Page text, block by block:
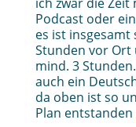
Podcast oder
es ist insgesamt
Stunden vor Ort
mind. 3
auch ein
da oben ist so
Plan